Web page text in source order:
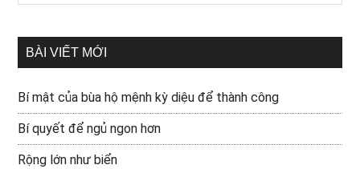
BÀI VIẾT MỚI
Bí mật của bùa hộ mệnh kỳ diệu để thành công
Bí quyết để ngủ ngon hơn
Rộng lớn như biển